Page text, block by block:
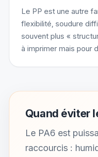
Le PP est une autre
flexibilité, soudure
souvent plus «
à imprimer mais pour
Quand éviter
Le PA6 est
raccourcis :